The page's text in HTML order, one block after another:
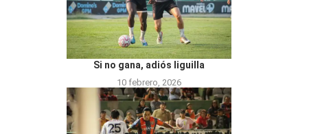
Si no gana, adiós liguilla
10 febrero, 2026